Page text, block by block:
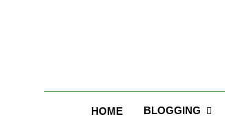
HOME BLOGGING